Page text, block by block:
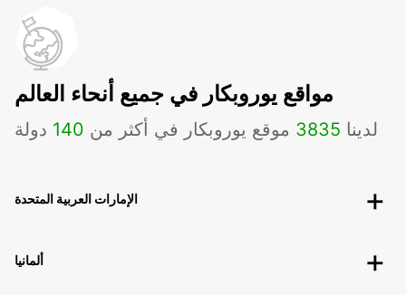
مواقع يوروبكار في جميع أنحاء العالم
لدينا 3835 موقع يوروبكار في أكثر من 140 دولة
الإمارات العربية المتحدة
ألمانيا